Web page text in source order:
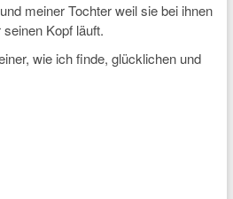
meiner Tochter weil sie bei ihnen
Kopf läuft.
wie ich finde, glücklichen und